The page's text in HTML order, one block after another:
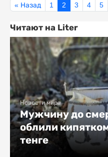
« Назад 1 2 3 4 5
Читают на Liter
Новости мира
Мужчину до
облили
тенге